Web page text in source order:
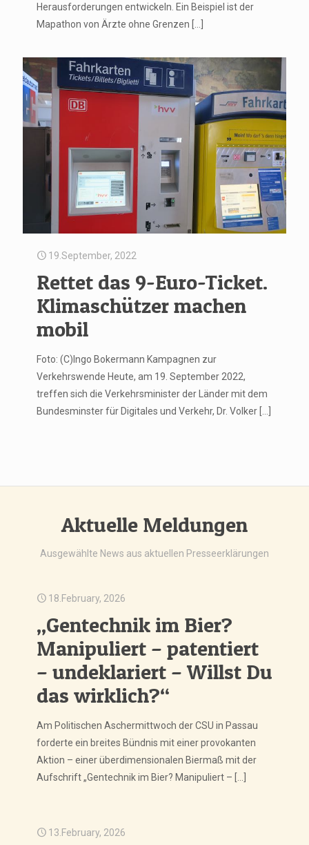
Herausforderungen entwickeln. Ein Beispiel ist der
Mapathon von Ärzte ohne Grenzen […]
19.September, 2022
Rettet das 9-Euro-Ticket.
Klimaschützer machen
mobil
Foto: (C)Ingo Bokermann Kampagnen zur
Verkehrswende Heute, am 19. September 2022,
treffen sich die Verkehrsminister der Länder mit dem
Bundesminster für Digitales und Verkehr, Dr. Volker
Aktuelle Meldungen
Ausgewählte News aus aktuellen Presseerklärungen
18.February, 2026
„Gentechnik im Bier?
Manipuliert – patentiert
– undeklariert – Willst Du
das wirklich?“
Am Politischen Aschermittwoch der CSU in Passau
forderte ein breites Bündnis mit einer provokanten
Aktion – einer überdimensionalen Biermaß mit der
Aufschrift „Gentechnik im Bier? Manipuliert –
13.February, 2026